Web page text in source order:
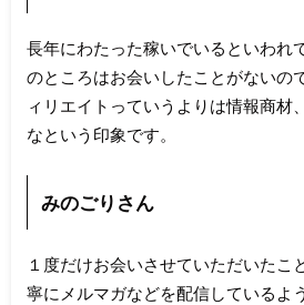
長年にわたった稼いでいるといわれ
のところはお会いしたことがないの
ィリエイトっていうよりは情報商材
なという印象です。
みのごりさん
１度だけお会いさせていただいたこ
寧にメルマガなどを配信しているよ